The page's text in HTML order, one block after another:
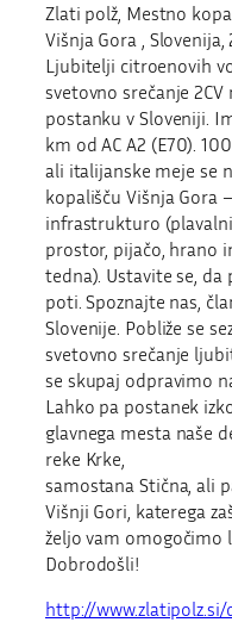
Zlati polž, Mestno
Višnja Gora , Slovenija,
Ljubitelji citroenovih
svetovno srečanje
postanku v Sloveniji.
km od AC A2 (E70).
ali italijanske meje se
kopališču Višnja Gora
infrastrukturo
prostor, pijačo, hrano
tedna). Ustavite se,
poti. Spoznajte nas,
Slovenije. Pobliže se
svetovno srečanje
se skupaj odpravimo
Lahko pa postanek
glavnega mesta naše
reke Krke,
samostana Stična, ali
Višnji Gori, katerega
željo vam omogočimo
Dobrodošli!
http://